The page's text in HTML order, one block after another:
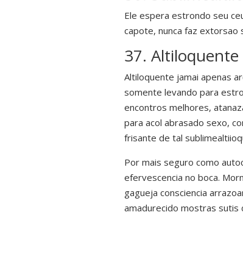
Ele espera estrondo seu
capote, nunca faz extorsao
37.
Altiloquente jamai apenas
somente levando para
encontros melhores,
para acol abrasado sexo,
frisante de tal
Por mais seguro como
efervescencia no boca.
gagueja consciencia
amadurecido mostras sutis